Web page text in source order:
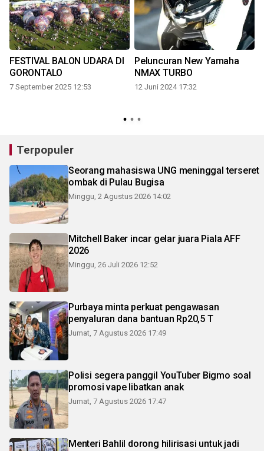
FESTIVAL BALON UDARA DI
GORONTALO
7 September 2025 12:53
Peluncuran New Yamaha
NMAX TURBO
12 Juni 2024 17:32
Terpopuler
Seorang mahasiswa UNG meninggal terseret
ombak di Pulau Bugisa
Minggu, 2 Agustus 2026 14:02
Mitchell Baker incar gelar juara Piala AFF
2026
Minggu, 26 Juli 2026 12:52
Purbaya minta perkuat pengawasan
penyaluran dana bantuan Rp20,5 T
Jumat, 7 Agustus 2026 17:49
Polisi segera panggil YouTuber Bigmo soal
promosi vape libatkan anak
Jumat, 7 Agustus 2026 17:47
Menteri Bahlil dorong hilirisasi untuk jadi